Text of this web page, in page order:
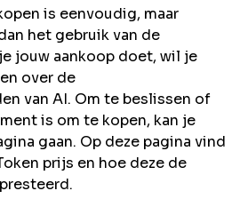
is eenvoudig, maar
het gebruik van de
jouw aankoop doet, wil je
over de
van AI. Om te beslissen of
is om te kopen, kan je
gaan. Op deze pagina vind
prijs en hoe deze de